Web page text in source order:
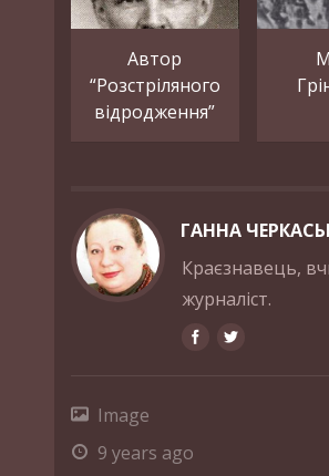
Автор
“Розстріляного
відродження”
ГАННА
Краєзнавець,
журналіст.
Image
9 years ago